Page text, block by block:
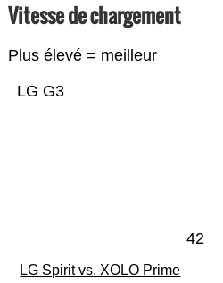
Vitesse de chargement
Plus élevé = meilleur
LG G3
42
LG Spirit vs. XOLO Prime